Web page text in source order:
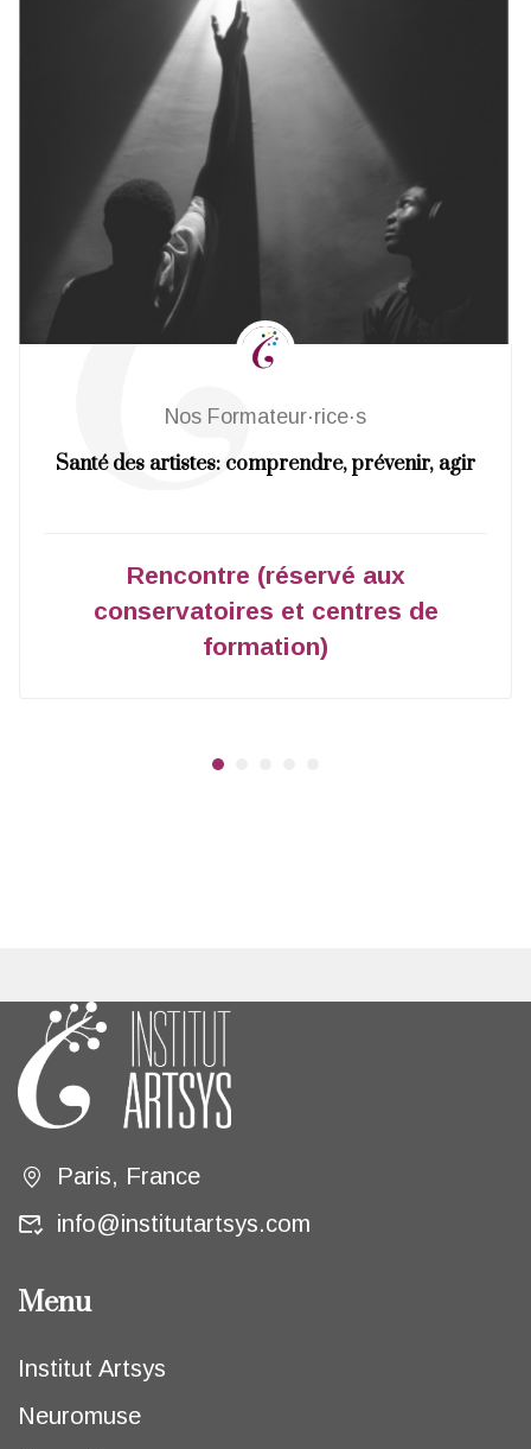
Nos Formateur·rice·s
Santé des artistes: comprendre, prévenir, agir
Rencontre (réservé aux
conservatoires et centres de
formation)
Paris, France
info@institutartsys.com
Menu
Institut Artsys
Neuromuse